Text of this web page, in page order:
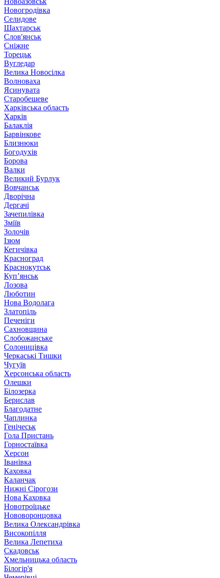
Новогродівка
Селидове
Шахтарськ
Слов'янськ
Сніжне
Торецьк
Вугледар
Велика Новосілка
Волноваха
Ясинувата
Старобешеве
Харківська область
Харків
Балаклія
Барвінкове
Близнюки
Богодухів
Борова
Валки
Великий Бурлук
Вовчанськ
Дворічна
Дергачі
Зачепилівка
Зміїв
Золочів
Ізюм
Кегичівка
Красноград
Краснокутськ
Куп’янськ
Лозова
Люботин
Нова Водолага
Златопіль
Печеніги
Сахновщина
Слобожанське
Солоницівка
Черкаські Тишки
Чугуїв
Херсонська область
Олешки
Білозерка
Берислав
Благодатне
Чаплинка
Генічеськ
Гола Пристань
Горностаївка
Херсон
Іванівка
Каховка
Каланчак
Нижні Сірогози
Нова Каховка
Новотроїцьке
Нововоронцовка
Велика Олександрівка
Високопілля
Велика Лепетиха
Скадовськ
Хмельницька область
Білогір'я